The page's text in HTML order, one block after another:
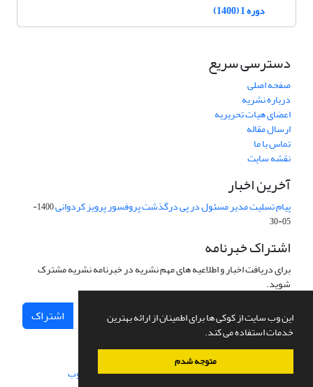
این وب سایت از کوکی ها برای اطمینان از ارائه بهترین
خدمات استفاده می کند.
متوجه شدم
دوره 1 (1400)
دسترسی سریع
صفحه اصلی
درباره نشریه
اعضای هیات تحریریه
ارسال مقاله
تماس با ما
نقشه سایت
آخرین اخبار
پیام تسلیت مدیر مسئول در پی درگذشت پروفسور پرویز کردوانی
1400-
05-30
اشتراک خبرنامه
برای دریافت اخبار و اطلاعیه های مهم نشریه در خبرنامه نشریه مشترک
شوید.
اشتراک
سامانه مدیریت نشریات علمی.طراحی و پیاده سازی از سیناوب